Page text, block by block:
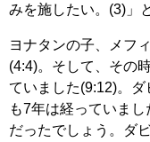
みを施したい。(3)」
ヨナタンの子、メフ
(4:4)。そして、その
ていました(9:12)。
も7年は経っていま
だったでしょう。ダ